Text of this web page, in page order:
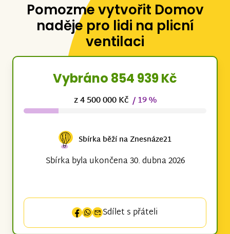
Pomozme vytvořit Domov
naděje pro lidi na plicní
ventilaci
Vybráno 854 939 Kč
z 4 500 000 Kč / 19 %
Sbírka běží na Znesnáze21
Sbírka byla ukončena 30. dubna 2026
Sdílet s přáteli